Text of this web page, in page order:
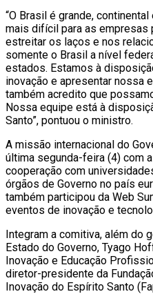
“O Brasil é grande,
mais difícil para as empresas
estreitar os laços e nos
somente o Brasil a nível
estados. Estamos à
inovação e apresentar nossa
também acredito que
Nossa equipe está à
Santo”, pontuou o ministro.
A missão internacional do
última segunda-feira (4) com
cooperação com
órgãos de Governo no país
também participou da Web
eventos de inovação e
Integram a comitiva, além do
Estado do Governo, Tyago
Inovação e Educação
diretor-presidente da
Inovação do Espírito Santo